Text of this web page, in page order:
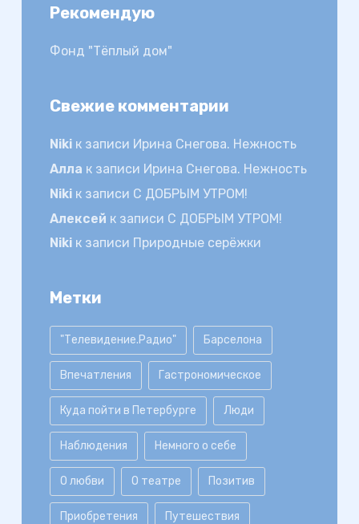
Рекомендую
Фонд "Тёплый дом"
Свежие комментарии
Nikiк записи Ирина Снегова. Нежность
Алла к записи Ирина Снегова. Нежность
Nikiк записи С ДОБРЫМ УТРОМ!
Алексей к записи С ДОБРЫМ УТРОМ!
Nikiк записи Природные серёжки
Метки
"Телевидение.Радио" Барселона
Впечатления Гастрономическое
Куда пойти в Петербурге Люди
Наблюдения Немного о себе
О любви О театре Позитив
Приобретения Путешествия